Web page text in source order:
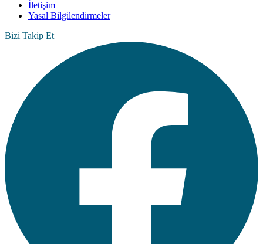
İletişim
Yasal Bilgilendirmeler
Bizi Takip Et